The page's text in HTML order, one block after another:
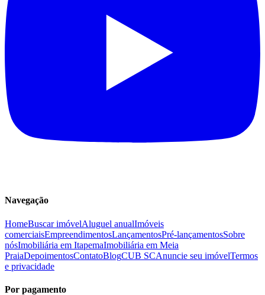
Navegação
HomeBuscar imóvelAluguel anualImóveis
comerciaisEmpreendimentosLançamentosPré-lançamentosSobre
nósImobiliária em ItapemaImobiliária em Meia
PraiaDepoimentosContatoBlogCUB SCAnuncie seu imóvelTermos
e privacidade
Por pagamento